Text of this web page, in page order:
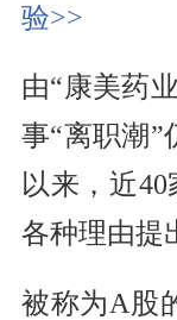
验>>
由“康美药
事“离职潮”
以来，近
各种理由提
被称为A股